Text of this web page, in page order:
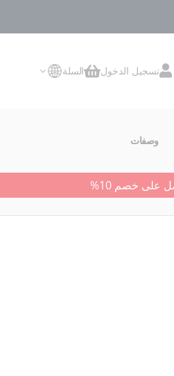
تسجيل الدخولسلة التسوق
السلة
وصفات
على خصم 10%